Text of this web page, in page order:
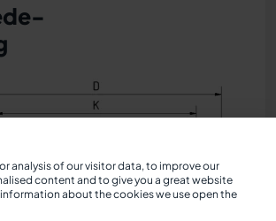
analysis of our visitor data, to improve our
content and to give you a great website
about the cookies we use open the